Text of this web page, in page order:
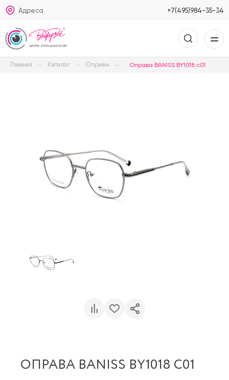
Адреса +7(495)984-35-34
Главная Каталог Оправы Оправа BANISS BY1018 c01
ОПРАВА BANISS BY1018 C01